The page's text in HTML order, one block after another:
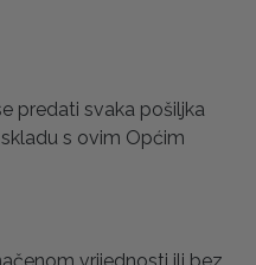
predati svaka pošiljka
s ovim Općim